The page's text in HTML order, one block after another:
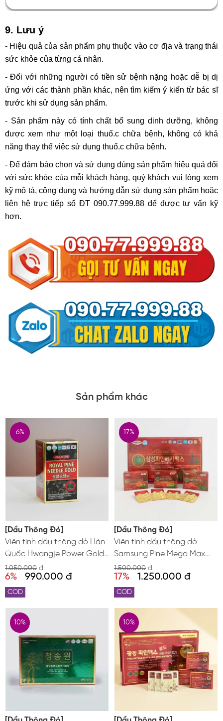
9. Lưu ý
- Hiệu quả của sản phẩm phụ thuộc vào cơ địa và trạng thái
sức khỏe của từng cá nhân.
- Đối với những người có tiền sử bệnh nặng hoặc dễ bị dị
ứng với các thành phần khác, nên tìm kiếm ý kiến từ bác sĩ
trước khi sử dụng sản phẩm.
- Sản phẩm này có tính chất bổ sung dinh dưỡng, không
được xem như một loại thuố.c chữa bệnh, không có khả
năng thay thế việc sử dụng thuố.c chữa bệnh.
- Để đảm bảo chọn và sử dụng đúng sản phẩm hiệu quả đối
với sức khỏe của mỗi khách hàng, quý khách vui lòng xem
kỹ mô tả, công dụng và hướng dẫn sử dụng sản phẩm hoặc
liên hệ trực tiếp số ĐT 090.77.999.88 để được tư vấn kỹ
hơn.
Sản phẩm khác
[Dầu Thông Đỏ]
Viên tinh dầu thông đỏ Hàn
Quốc Hwangje Power Gold
100 viên
1.050.000 đ
6% 990.000 đ
6%
COD
[Dầu Thông Đỏ]
Viên tinh dầu thông đỏ
Samsung Pine Mega Max
Hàn Quốc
1.500.000 đ
17% 1.250.000 đ
17%
COD
10% 10%